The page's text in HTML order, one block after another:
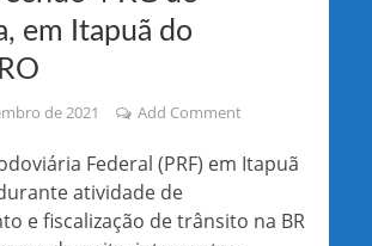
em Itapuã do
de 2021 Add Comment
Federal (PRF) em Itapuã
atividade de
e fiscalização de trânsito na BR